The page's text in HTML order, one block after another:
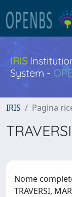
IRIS
System -
IRIS Pagina
Nome
TRAVERSI,